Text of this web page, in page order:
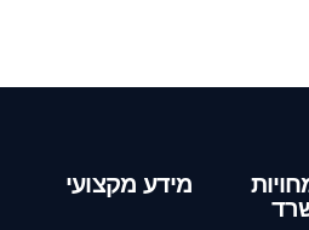
מידע מקצועי